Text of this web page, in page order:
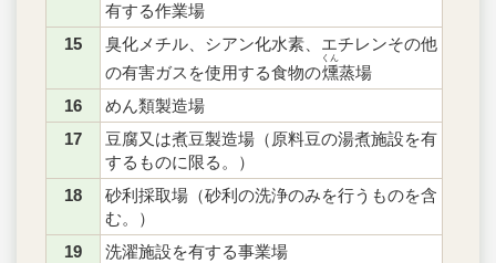
有する作業場
15
臭化メチル、シアン化水素、エチレンその他
の有害ガスを使用する食物の燻
くん
蒸場
16
めん類製造場
17
豆腐又は煮豆製造場（原料豆の湯煮施設を有
するものに限る。）
18
砂利採取場（砂利の洗浄のみを行うものを含
む。）
19
洗濯施設を有する事業場